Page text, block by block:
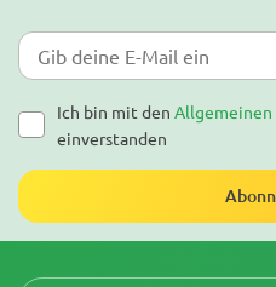
Ich bin mit den Allgemeinen
einverstanden